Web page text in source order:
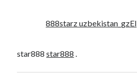
888starz uzbekistan_gzEl
star888star888 .